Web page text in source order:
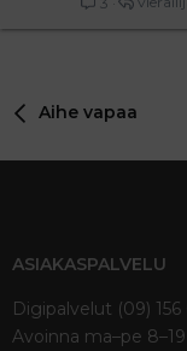
Aihe vapaa
ASIAKASPALVELU
Digipalvelut (09) 156
Avoinna ma–pe 8–19